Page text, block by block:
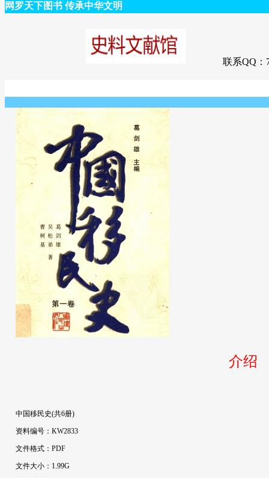
网罗天下图书 传承中华文明
联系QQ：
介绍
中国移民史(共6册)
资料编号：KW2833
文件格式：PDF
文件大小：1.99G